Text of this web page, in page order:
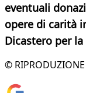
eventuali
opere di carità
Dicastero per
© RIPRODUZIONE